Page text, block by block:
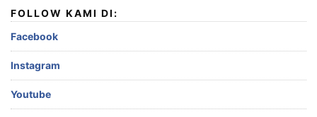
FOLLOW KAMI DI:
Facebook
Instagram
Youtube